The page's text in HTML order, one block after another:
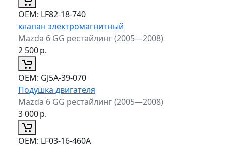
ОЕМ: LF82-18-740
клапан электромагнитный
Mazda 6 GG рестайлинг (2005—2008)
2 500р.
ОЕМ: GJ5A-39-070
Подушка двигателя
Mazda 6 GG рестайлинг (2005—2008)
3 000р.
ОЕМ: LF03-16-460A